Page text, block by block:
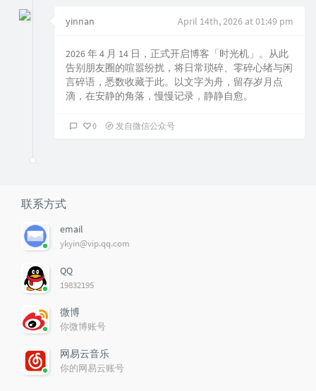
yinnan April 14th, 2026 at 01:49 pm
2026 年 4 月 14 日，正式开启博客「时光机」。从此
告别朋友圈的喧嚣纷扰，将日常琐碎、零碎心绪与闲
言碎语，悉数收藏于此。以文字为舟，留存岁月点
滴，在安静的角落，慢慢记录，静静自愈。
0 发自微信公众号
联系方式
email
ykyin@vip.qq.com
QQ
19832195
微博
你微博账号
网易云音乐
你的网易云账号